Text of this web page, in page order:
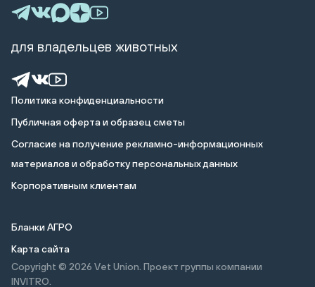
Политика конфиденциальности
Публичная оферта и образец сметы
Cогласие на получение рекламно-информационных
материалов и обработку персональных данных
Корпоративным клиентам
Бланки АГРО
Карта сайта
Copyright © 2026 Vet Union. Проект группы компании
INVITRO.
для владельцев животных